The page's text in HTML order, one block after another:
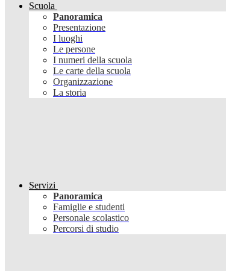
Scuola
Panoramica
Presentazione
I luoghi
Le persone
I numeri della scuola
Le carte della scuola
Organizzazione
La storia
Servizi
Panoramica
Famiglie e studenti
Personale scolastico
Percorsi di studio